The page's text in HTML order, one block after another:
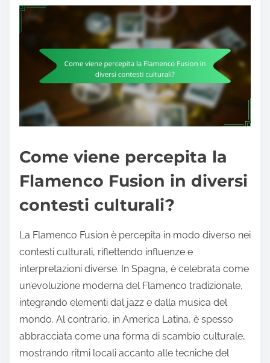
Come viene percepita la
Flamenco Fusion in diversi
contesti culturali?
La Flamenco Fusion è percepita in modo diverso nei
contesti culturali, riflettendo influenze e
interpretazioni diverse. In Spagna, è celebrata come
un’evoluzione moderna del Flamenco tradizionale,
integrando elementi dal jazz e dalla musica del
mondo. Al contrario, in America Latina, è spesso
abbracciata come una forma di scambio culturale,
mostrando ritmi locali accanto alle tecniche del